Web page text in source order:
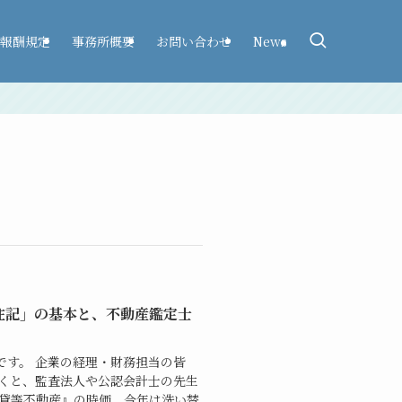
報酬規定 事務所概要 お問い合わせ News
」の基本と、不動産鑑定士
。 企業の経理・財務担当の皆
と、監査法人や公認会計士の先生